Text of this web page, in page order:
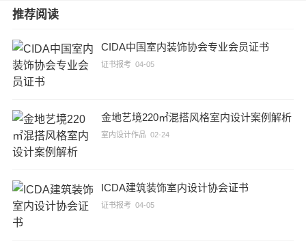
推荐阅读
CIDA中国室内装饰协会专业会员证书
证书报考 04-05
金地艺境220㎡混搭风格室内设计案例解析
室内设计作品 02-24
ICDA建筑装饰室内设计协会证书
证书报考 04-05